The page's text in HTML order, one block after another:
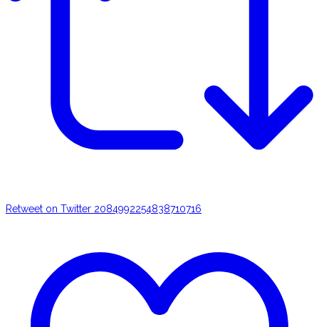
Retweet on Twitter 2084992254838710716